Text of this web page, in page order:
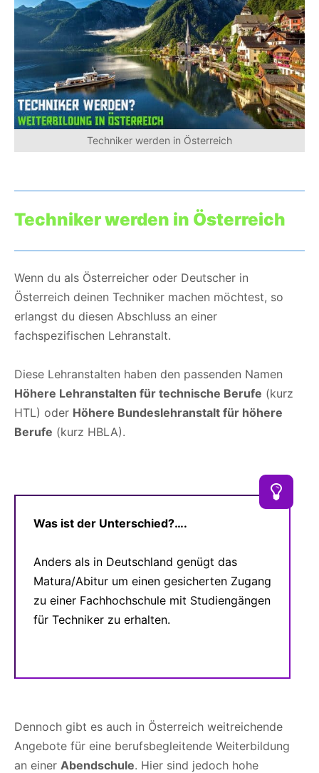
Techniker werden in Österreich
Techniker werden in Österreich
Wenn du als Österreicher oder Deutscher in
Österreich deinen Techniker machen möchtest, so
erlangst du diesen Abschluss an einer
fachspezifischen Lehranstalt.
Diese Lehranstalten haben den passenden Namen
Höhere Lehranstalten für technische Berufe (kurz
HTL) oder Höhere Bundeslehranstalt für höhere
Berufe (kurz HBLA).
Was ist der Unterschied?….
Anders als in Deutschland genügt das
Matura/Abitur um einen gesicherten Zugang
zu einer Fachhochschule mit Studiengängen
für Techniker zu erhalten.
Dennoch gibt es auch in Österreich weitreichende
Angebote für eine berufsbegleitende Weiterbildung
an einer Abendschule. Hier sind jedoch hohe